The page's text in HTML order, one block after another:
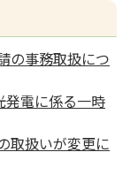
の事務取扱につ
発電に係る一時
取扱いが変更に